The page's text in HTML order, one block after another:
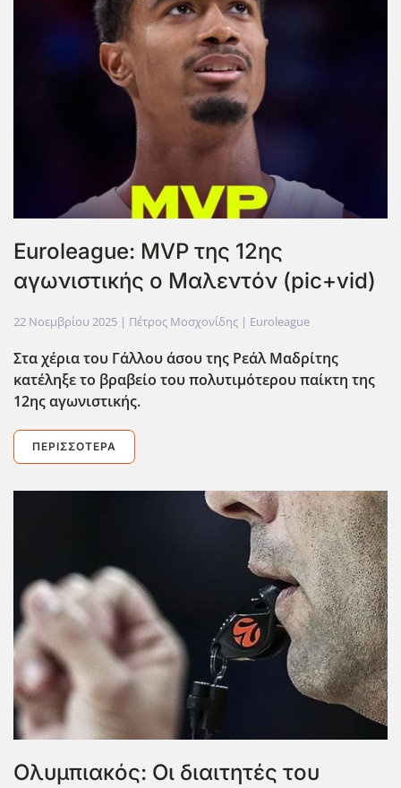
Euroleague: MVP της 12ης
αγωνιστικής ο Μαλεντόν (pic+vid)
22 Νοεμβρίου 2025 | Πέτρος Μοσχονίδης | Euroleague
Στα χέρια του Γάλλου άσου της Ρεάλ Μαδρίτης
κατέληξε το βραβείο του πολυτιμότερου παίκτη της
12ης αγωνιστικής.
ΠΕΡΙΣΣΌΤΕΡΑ
Ολυμπιακός: Οι διαιτητές του